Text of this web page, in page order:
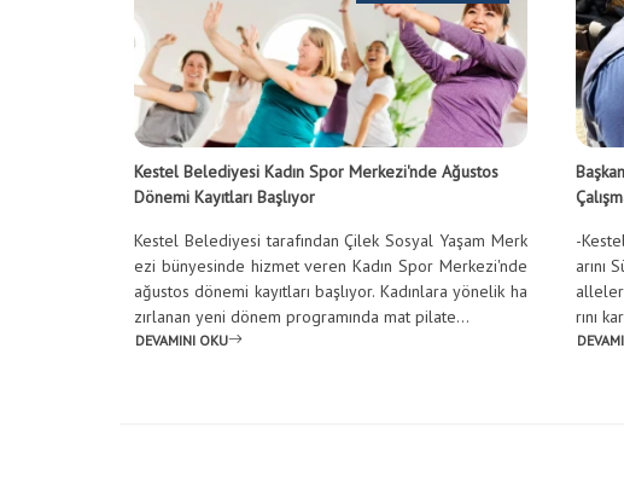
Kestel Belediyesi Kadın Spor Merkezi'nde Ağustos
Dönemi Kayıtları Başlıyor
Kestel Belediyesi tarafından Çilek Sosyal Yaşam Merk
ezi bünyesinde hizmet veren Kadın Spor Merkezi'nde
ağustos dönemi kayıtları başlıyor. Kadınlara yönelik ha
zırlanan yeni dönem programında mat pilate...
DEVAMINI OKU
-
arını
rını